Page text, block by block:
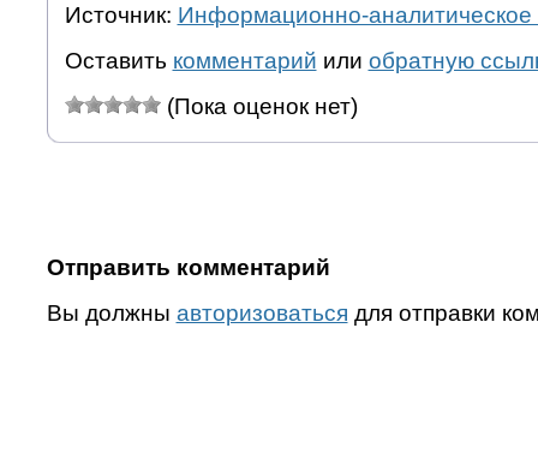
Источник: Информационно-аналитическое
Оставить комментарий или обратную
(Пока оценок нет)
Отправить комментарий
Вы должны авторизоваться для отправки